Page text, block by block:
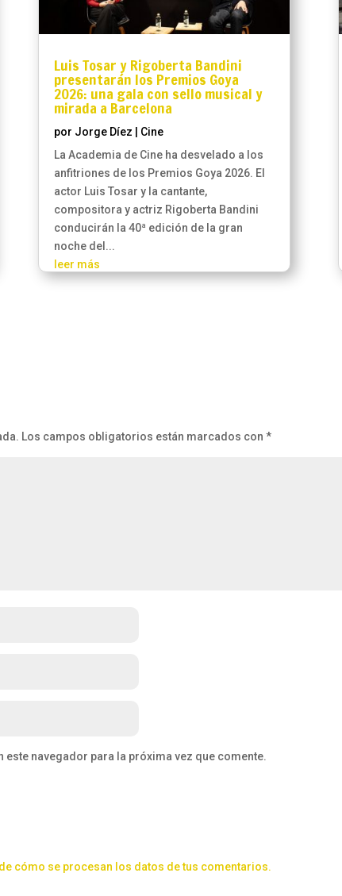
Luis Tosar y Rigoberta Bandini
presentarán los Premios Goya
2026: una gala con sello musical y
mirada a Barcelona
por Jorge Díez
Cine
La Academia de Cine ha desvelado a los
anfitriones de los Premios Goya 2026. El
actor Luis Tosar y la cantante,
compositora y actriz Rigoberta Bandini
conducirán la 40ª edición de la gran
noche del...
leer más
Los campos obligatorios están marcados con*
navegador para la próxima vez que comente.
cómo se procesan los datos de tus comentarios.